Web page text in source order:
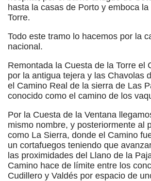
hasta la casas de Porto y emboca
Torre.
Todo este tramo lo hacemos por la
nacional.
Remontada la Cuesta de la Torre el
por la antigua tejera y las Chavolas
el Camino Real de la sierra de Las
conocido como el camino de los
Por la Cuesta de la Ventana
mismo nombre, y posteriormente al
como La Sierra, donde el Camino
un cortafuegos teniendo que
las proximidades del Llano de la
Camino hace de límite entre los
Cudillero y Valdés por espacio de